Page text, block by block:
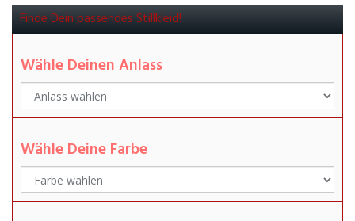
Finde Dein passendes Stillkleid!
Wähle Deinen Anlass
Wähle Deine Farbe